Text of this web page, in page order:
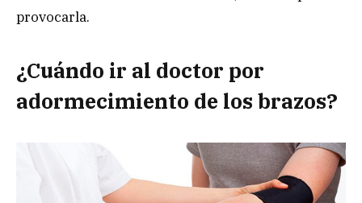
provocarla.
¿Cuándo ir al doctor por
adormecimiento de los brazos?